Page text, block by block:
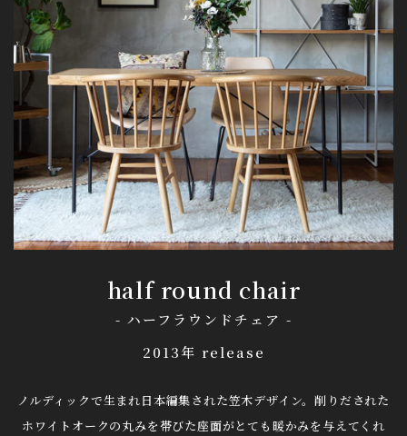
half round chair
- ハーフラウンドチェア -
2013年 release
ノルディックで生まれ日本編集された笠木デザイン。削りだされた
ホワイトオークの丸みを帯びた座面がとても暖かみを与えてくれ